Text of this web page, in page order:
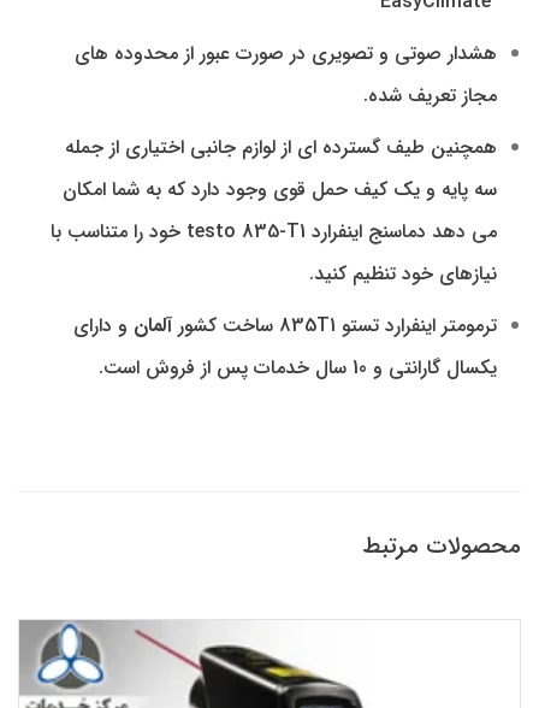
هشدار صوتی و تصویری در صورت عبور از محدوده های
مجاز تعریف شده.
همچنین طیف گسترده ای از لوازم جانبی اختیاری از جمله
سه پایه و یک کیف حمل قوی وجود دارد که به شما امکان
می دهد دماسنج اینفرارد testo 835-T1 خود را متناسب با
نیازهای خود تنظیم کنید.
ترمومتر اینفرارد تستو 835T1 ساخت کشور
آلمان و دارای
یکسال گارانتی و 10 سال خدمات پس از فروش است.
محصولات مرتبط